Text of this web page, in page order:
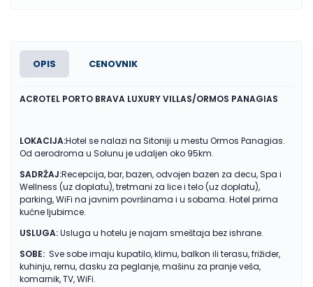
OPIS CENOVNIK
ACROTEL PORTO BRAVA LUXURY VILLAS/ORMOS PANAGIAS
LOKACIJA:Hotel se nalazi na Sitoniji u mestu Ormos Panagias.
Od aerodroma u Solunu je udaljen oko 95km.
SADRŽAJ:Recepcija, bar, bazen, odvojen bazen za decu, Spa i
Wellness (uz doplatu), tretmani za lice i telo (uz doplatu),
parking, WiFi na javnim površinama i u sobama. Hotel prima
kućne ljubimce.
USLUGA:Usluga u hotelu je najam smeštaja bez ishrane.
SOBE: Sve sobe imaju kupatilo, klimu, balkon ili terasu, frižider,
kuhinju, rernu, dasku za peglanje, mašinu za pranje veša,
komarnik, TV, WiFi.